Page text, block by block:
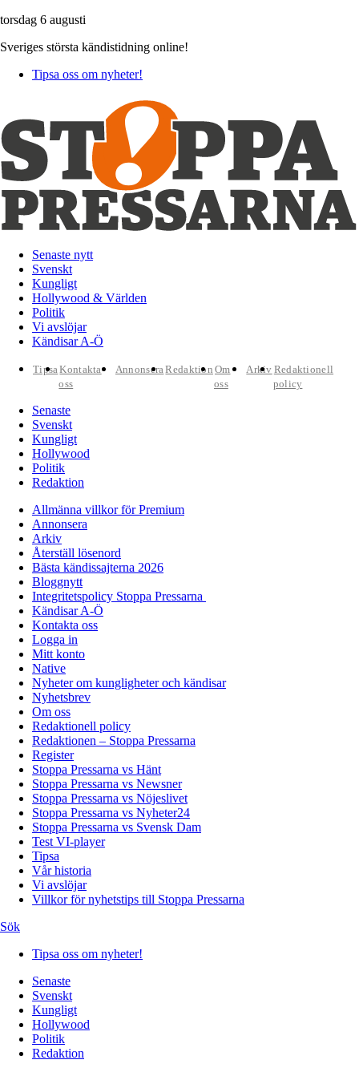
torsdag 6 augusti
Sveriges största kändistidning online!
Tipsa oss om nyheter!
Senaste nytt
Svenskt
Kungligt
Hollywood & Världen
Politik
Vi avslöjar
Kändisar A-Ö
TipsaKontakta
oss
AnnonseraRedaktion Om
oss
Arkiv Redaktionell
policy
Senaste
Svenskt
Kungligt
Hollywood
Politik
Redaktion
Allmänna villkor för Premium
Annonsera
Arkiv
Återställ lösenord
Bästa kändissajterna 2026
Bloggnytt
Integritetspolicy Stoppa Pressarna
Kändisar A-Ö
Kontakta oss
Logga in
Mitt konto
Native
Nyheter om kungligheter och kändisar
Nyhetsbrev
Om oss
Redaktionell policy
Redaktionen – Stoppa Pressarna
Register
Stoppa Pressarna vs Hänt
Stoppa Pressarna vs Newsner
Stoppa Pressarna vs Nöjeslivet
Stoppa Pressarna vs Nyheter24
Stoppa Pressarna vs Svensk Dam
Test VI-player
Tipsa
Vår historia
Vi avslöjar
Villkor för nyhetstips till Stoppa Pressarna
Sök
Tipsa oss om nyheter!
Senaste
Svenskt
Kungligt
Hollywood
Politik
Redaktion